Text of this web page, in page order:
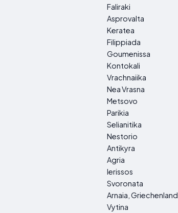
Faliraki
Asprovalta
Keratea
Filippiada
Goumenissa
Kontokali
Vrachnaiika
Nea Vrasna
Metsovo
Parikia
Selianitika
Nestorio
Antikyra
Agria
Ierissos
Svoronata
Arnaia, Griechenland
Vytina